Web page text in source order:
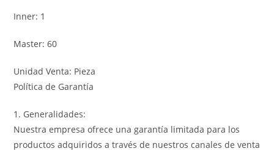
Inner: 1
Master: 60
Unidad Venta: Pieza
Política de Garantía
1. Generalidades:
Nuestra empresa ofrece una garantía limitada para los
productos adquiridos a través de nuestros canales de venta